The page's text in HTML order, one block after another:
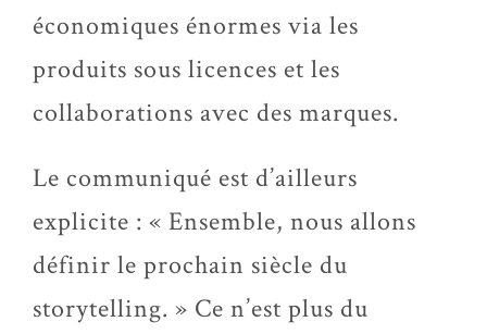
économiques énormes via les
produits sous licences et les
collaborations avec des marques.
Le communiqué est d’ailleurs
explicite : « Ensemble, nous allons
définir le prochain siècle du
storytelling. » Ce n’est plus du